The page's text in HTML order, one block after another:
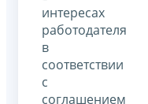
интересах
работодателя
в
соответствии
с
соглашением